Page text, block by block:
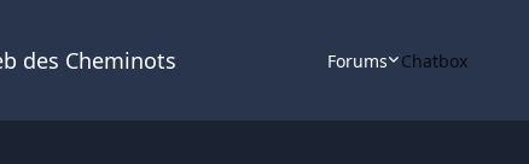
des Cheminots Forums Chatbox